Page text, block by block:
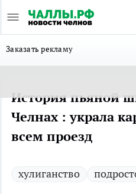
Заказать рекламу
История пьяной
Челнах : украла
всем проезд
хулиганство